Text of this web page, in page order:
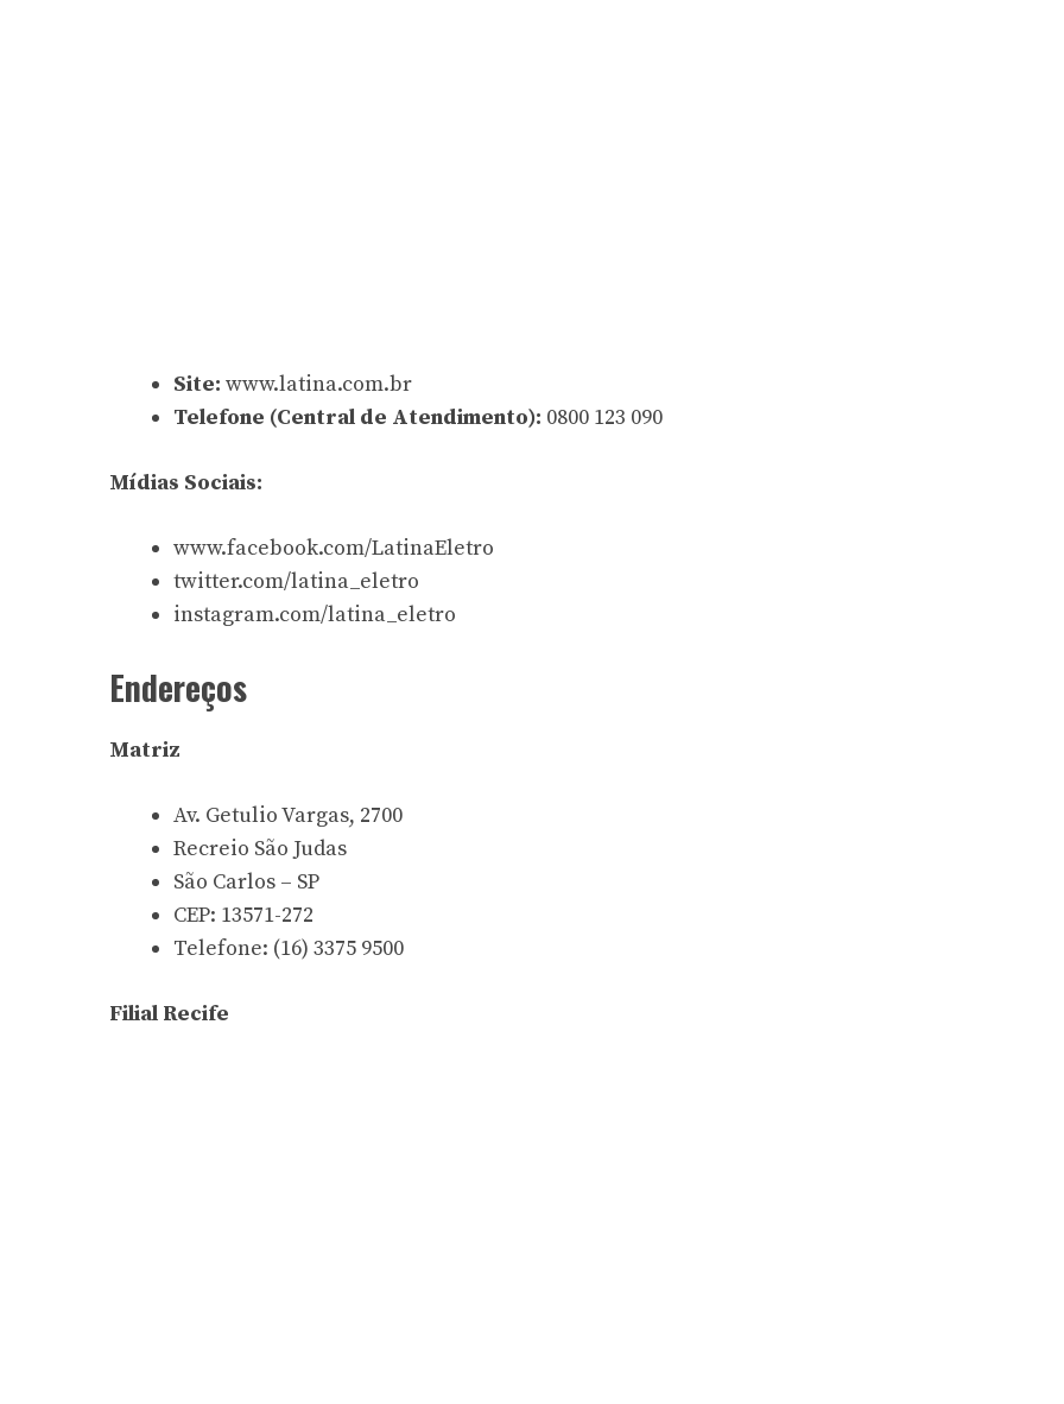
Site: www.latina.com.br
Telefone (Central de Atendimento): 0800 123 090
Mídias Sociais:
www.facebook.com/LatinaEletro
twitter.com/latina_eletro
instagram.com/latina_eletro
Endereços
Matriz
Av. Getulio Vargas, 2700
Recreio São Judas
São Carlos – SP
CEP: 13571-272
Telefone: (16) 3375 9500
Filial Recife